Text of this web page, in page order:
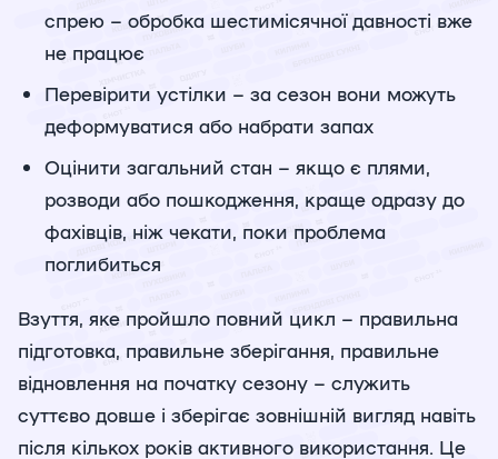
спрею – обробка шестимісячної давності вже
не працює
Перевірити устілки – за сезон вони можуть
деформуватися або набрати запах
Оцінити загальний стан – якщо є плями,
розводи або пошкодження, краще одразу до
фахівців, ніж чекати, поки проблема
поглибиться
Взуття, яке пройшло повний цикл – правильна
підготовка, правильне зберігання, правильне
відновлення на початку сезону – служить
суттєво довше і зберігає зовнішній вигляд навіть
після кількох років активного використання. Це